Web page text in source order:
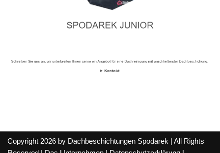
Copyright 2026 by Dachbeschichtungen Spodarek | All Rights